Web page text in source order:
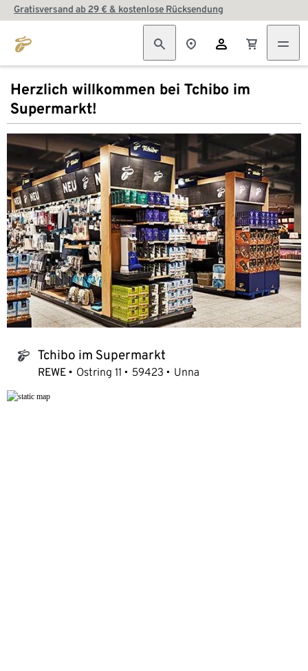
Gratisversand ab 29 € & kostenlose Rücksendung
Herzlich willkommen bei Tchibo im
Supermarkt!
tchibo_logo Tchibo im Supermarkt
REWE Ostring 11 59423 Unna